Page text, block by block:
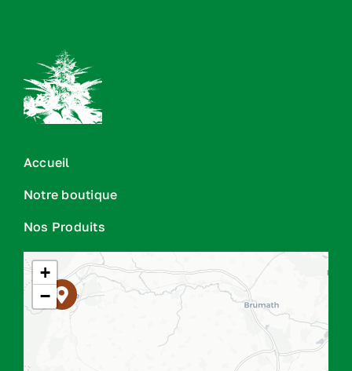
Accueil
Notre boutique
Nos Produits
+
−